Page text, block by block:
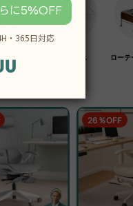
マットレス ロー
26％OFF